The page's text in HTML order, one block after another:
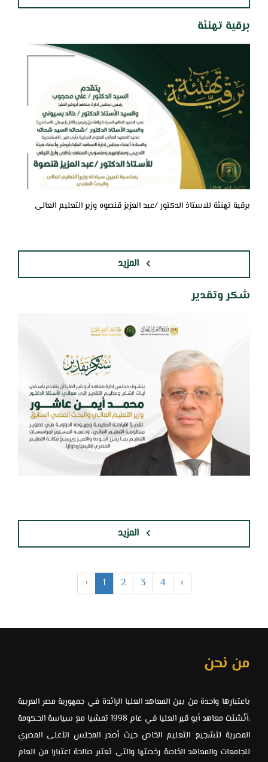
برقية تهنئة
برقية تهنئة للاستاذ الدكتور /عبد العزيز قنصوه وزير التعليم العالى
المزيد
شكر وتقدير
المزيد
‹ 1 2 3 4 ›
من نحن
باعتبارها واحدة من بين المعاهد العليا الرائدة في جمهورية مصر العربية
،أنُشئت معاهد ‏أبو قير العليا في عام 1998 تمشيا مع سياسة الحكومة
المصرية لتشجيع التعليم الخاص ‏حيث أصدر المجلس الأعلى المصري
للجامعات والمعاهد الخاصة رخصتها والتي ‏تعتبر صالحة اعتبارا من العام